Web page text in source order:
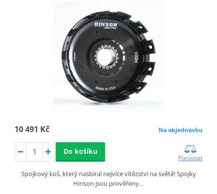
10 491 Kč Na objednávku
Do košíku
Porovnat
Spojkový koš, který nasbíral nejvíce vítězství na světě! Spojky
Hinson jsou prověřeny…